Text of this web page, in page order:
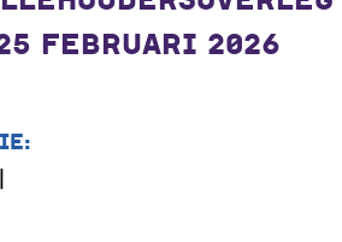
FEBRUARI 2026